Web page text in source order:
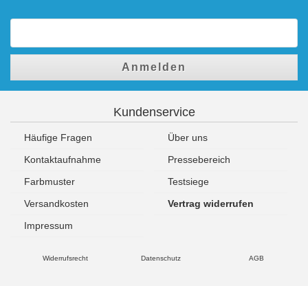
Anmelden
Kundenservice
Häufige Fragen
Über uns
Kontaktaufnahme
Pressebereich
Farbmuster
Testsiege
Versandkosten
Vertrag widerrufen
Impressum
Widerrufsrecht Datenschutz AGB